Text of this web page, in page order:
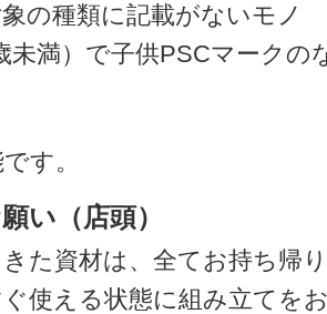
の種類に記載がないモノ
未満）で子供PSCマークの
す。
い（店頭）
た資材は、全てお持ち帰
使える状態に組み立てをお